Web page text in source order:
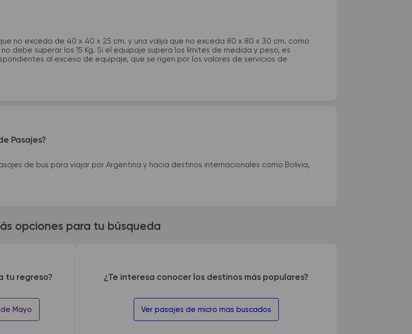
no exceda de 40 x 40 x 25 cm. y una valija que no exceda 80 x 80 x 30 cm. como
debe superar los 15 Kg. Si el equipaje supera los límites de medida y peso, es
al exceso de equipaje, que se rigen por los valores de servicios de
Pasajes?
de bus para viajar por Argentina y hacia destinos internacionales como Bolivia,
opciones para tu búsqueda
tu regreso?
Mayo
¿Te interesa conocer los destinos más populares?
Ver pasajes de micro mas buscados